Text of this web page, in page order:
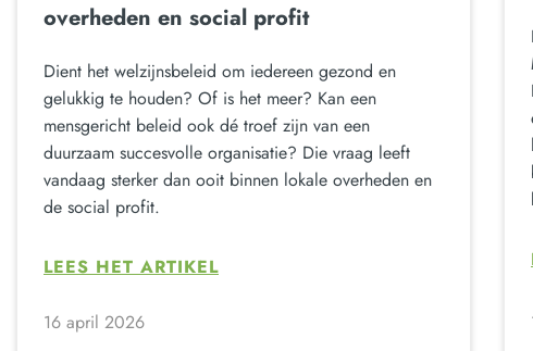
overheden en social profit
Dient het welzijnsbeleid om iedereen gezond en
gelukkig te houden? Of is het meer? Kan een
mensgericht beleid ook dé troef zijn van een
duurzaam succesvolle organisatie? Die vraag leeft
vandaag sterker dan ooit binnen lokale overheden en
de social profit.
LEES HET ARTIKEL
16 april 2026